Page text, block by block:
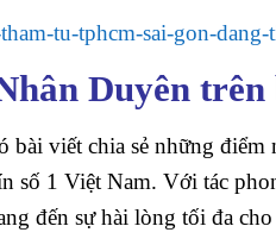
tu-tphcm-sai-gon-
Duyên
bài viết chia sẻ những
số 1 Việt Nam. Với tác
đến sự hài lòng tối đa